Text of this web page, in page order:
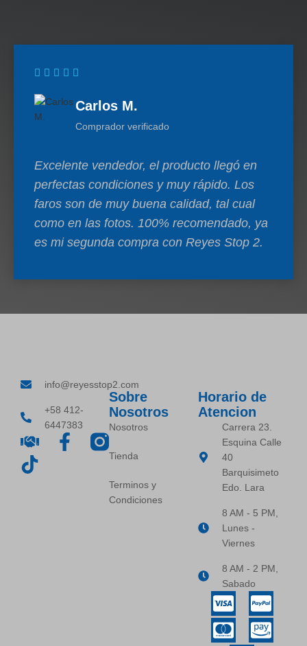
Carlos M.
Comprador verificado
Excelente vendedor, el producto llegó en
perfectas condiciones y muy rápido. Los
faros son de muy buena calidad, tal cual
como en las fotos. 100% recomendado, ya
es mi segunda compra con Reyes Stop 2.
info@reyesstop2.com
+58 412-
6447383
Sobre
Nosotros
Nosotros
Tienda
Terminos y
Condiciones
Horario de
Atencion
Carrera 23.
Esquina Calle
40
Barquisimeto
Edo. Lara
8 AM - 5 PM,
Lunes -
Viernes
8 AM - 2 PM,
Sabado